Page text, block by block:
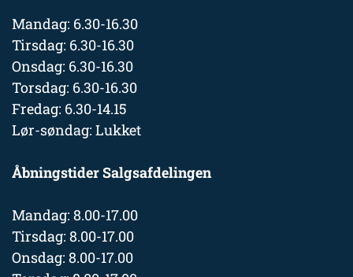
Mandag: 6.30-16.30
Tirsdag: 6.30-16.30
Onsdag: 6.30-16.30
Torsdag: 6.30-16.30
Fredag: 6.30-14.15
Lør-søndag: Lukket
Åbningstider Salgsafdelingen
Mandag: 8.00-17.00
Tirsdag: 8.00-17.00
Onsdag: 8.00-17.00